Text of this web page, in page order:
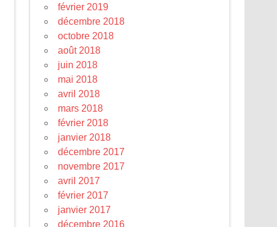
février 2019
décembre 2018
octobre 2018
août 2018
juin 2018
mai 2018
avril 2018
mars 2018
février 2018
janvier 2018
décembre 2017
novembre 2017
avril 2017
février 2017
janvier 2017
décembre 2016